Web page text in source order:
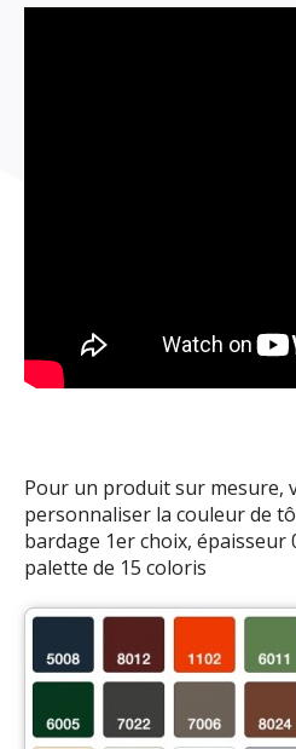
Pour un produit sur mesure,
personnaliser la couleur de
bardage 1er choix, épaisseur
palette de 15 coloris